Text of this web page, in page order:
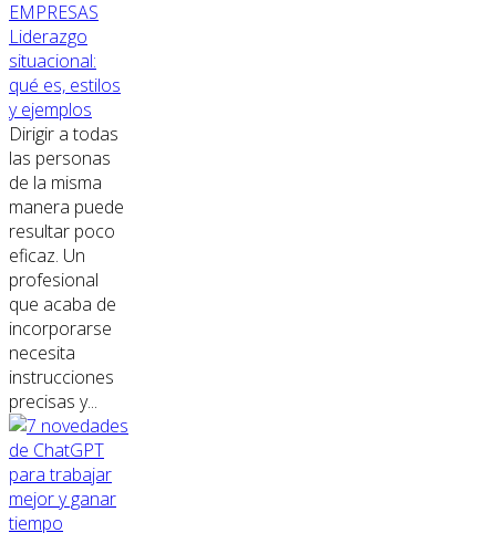
EMPRESAS
Liderazgo
situacional:
qué es, estilos
y ejemplos
Dirigir a todas
las personas
de la misma
manera puede
resultar poco
eficaz. Un
profesional
que acaba de
incorporarse
necesita
instrucciones
precisas y...